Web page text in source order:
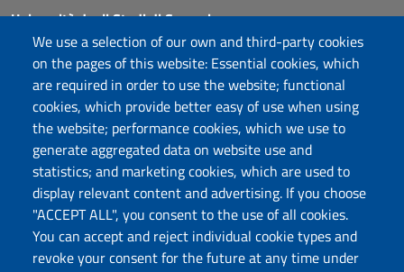
We use a selection of our own and third-party cookies
on the pages of this website: Essential cookies, which
are required in order to use the website; functional
cookies, which provide better easy of use when using
the website; performance cookies, which we use to
generate aggregated data on website use and
statistics; and marketing cookies, which are used to
display relevant content and advertising. If you choose
"ACCEPT ALL", you consent to the use of all cookies.
You can accept and reject individual cookie types and
revoke your consent for the future at any time under
Università degli Studi di Sassari
Piazza Università 21, Sassari
Tel.: 800 882994 (toll-free number)
RECTOR:rettore@uniss.it
PEC:protocollo@pec.uniss.it
URP:urp@uniss.it
WEB:redazioneweb@uniss.it
P.I. 00196350904 –pagoPA®